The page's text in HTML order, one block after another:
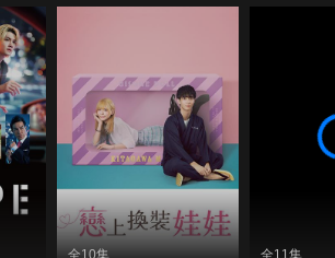
全10集 全11集